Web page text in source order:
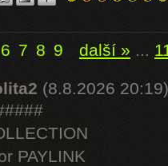
6 7 8 9 další » ...
(8.8.2026 20:19)
PAYLINK